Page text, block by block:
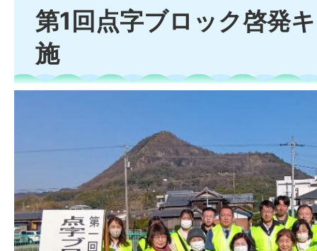
第1回点字ブロック啓発
施